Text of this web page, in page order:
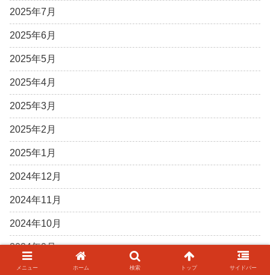
2025年7月
2025年6月
2025年5月
2025年4月
2025年3月
2025年2月
2025年1月
2024年12月
2024年11月
2024年10月
2024年9月
2024年8月
メニュー ホーム 検索 トップ サイドバー